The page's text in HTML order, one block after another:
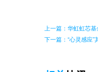
上一篇：华虹虹芯
下一篇：“心灵感应”